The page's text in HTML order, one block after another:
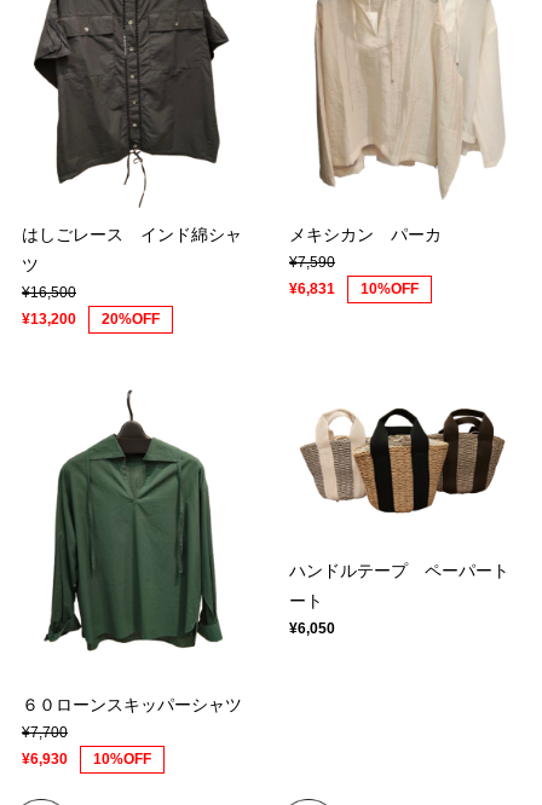
はしごレース インド綿シャ
ツ
¥16,500
¥13,200
20%OFF
メキシカン パーカ
¥7,590
¥6,831
10%OFF
６０ローンスキッパーシャツ
¥7,700
¥6,930
10%OFF
ハンドルテープ ペーパート
ート
¥6,050